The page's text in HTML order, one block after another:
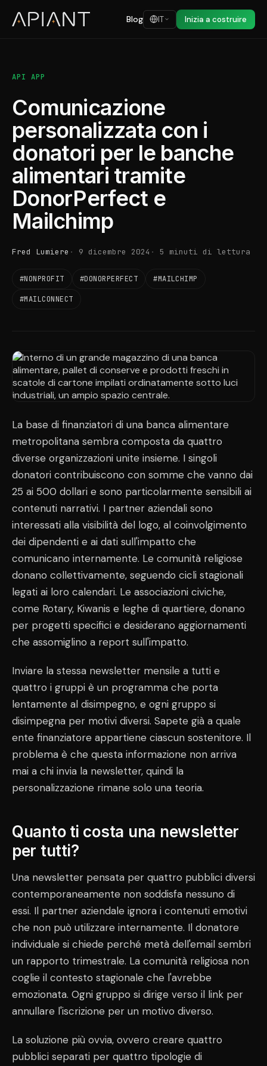
Blog IT Inizia a costruire
API APP
Comunicazione
personalizzata con i
donatori per le banche
alimentari tramite
DonorPerfect e
Mailchimp
Fred Lumiere 9 dicembre 2024 5 minuti di lettura
#NONPROFIT #DONORPERFECT #MAILCHIMP
#MAILCONNECT
La base di finanziatori di una banca alimentare
metropolitana sembra composta da quattro
diverse organizzazioni unite insieme. I singoli
donatori contribuiscono con somme che vanno dai
25 ai 500 dollari e sono particolarmente sensibili ai
contenuti narrativi. I partner aziendali sono
interessati alla visibilità del logo, al coinvolgimento
dei dipendenti e ai dati sull'impatto che
comunicano internamente. Le comunità religiose
donano collettivamente, seguendo cicli stagionali
legati ai loro calendari. Le associazioni civiche,
come Rotary, Kiwanis e leghe di quartiere, donano
per progetti specifici e desiderano aggiornamenti
che assomiglino a report sull'impatto.
Inviare la stessa newsletter mensile a tutti e
quattro i gruppi è un programma che porta
lentamente al disimpegno, e ogni gruppo si
disimpegna per motivi diversi. Sapete già a quale
ente finanziatore appartiene ciascun sostenitore. Il
problema è che questa informazione non arriva
mai a chi invia la newsletter, quindi la
personalizzazione rimane solo una teoria.
Quanto ti costa una newsletter
per tutti?
Una newsletter pensata per quattro pubblici diversi
contemporaneamente non soddisfa nessuno di
essi. Il partner aziendale ignora i contenuti emotivi
che non può utilizzare internamente. Il donatore
individuale si chiede perché metà dell'email sembri
un rapporto trimestrale. La comunità religiosa non
coglie il contesto stagionale che l'avrebbe
emozionata. Ogni gruppo si dirige verso il link per
annullare l'iscrizione per un motivo diverso.
La soluzione più ovvia, ovvero creare quattro
pubblici separati per quattro tipologie di